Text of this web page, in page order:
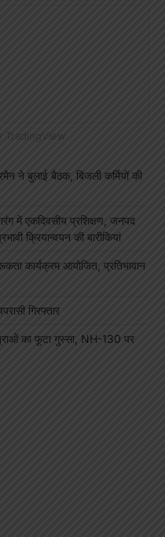
TradingView
ने बुलाई बैठक, बिजली कर्मियों की
में एकदिवसीय प्रशिक्षण, जनपद
क्रियान्वयन की बारीकियां
कार्यक्रम आयोजित, प्रतिभावान
गिरफ्तार
का फूटा गुस्सा, NH-130 पर